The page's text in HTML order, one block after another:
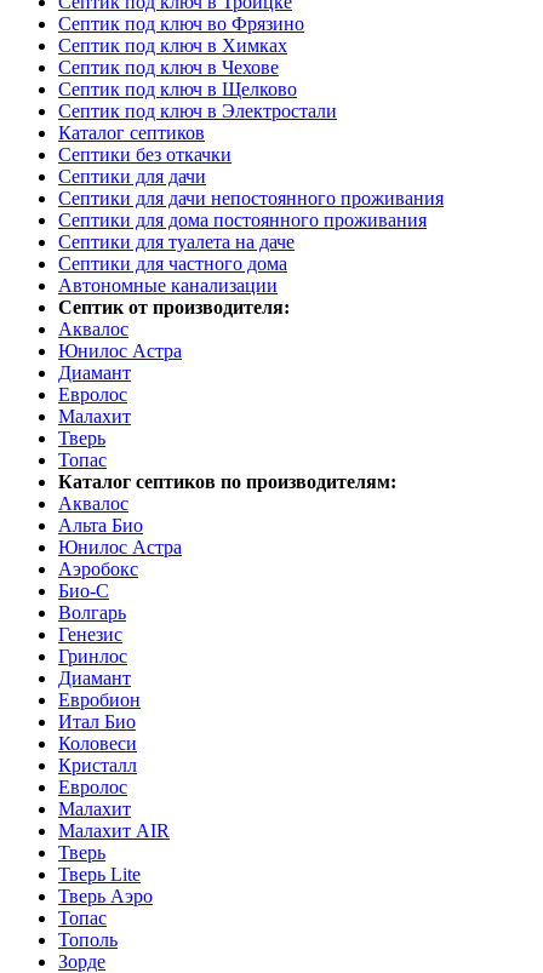
Септик под ключ во Фрязино
Септик под ключ в Химках
Септик под ключ в Чехове
Септик под ключ в Щелково
Септик под ключ в Электростали
Каталог септиков
Септики без откачки
Септики для дачи
Септики для дачи непостоянного проживания
Септики для дома постоянного проживания
Септики для туалета на даче
Септики для частного дома
Автономные канализации
Септик от производителя:
Аквалос
Юнилос Астра
Диамант
Евролос
Малахит
Тверь
Топас
Каталог септиков по производителям:
Аквалос
Альта Био
Юнилос Астра
Аэробокс
Био-С
Волгарь
Генезис
Гринлос
Диамант
Евробион
Итал Био
Коловеси
Кристалл
Евролос
Малахит
Малахит AIR
Тверь
Тверь Lite
Тверь Аэро
Топас
Тополь
Зорде